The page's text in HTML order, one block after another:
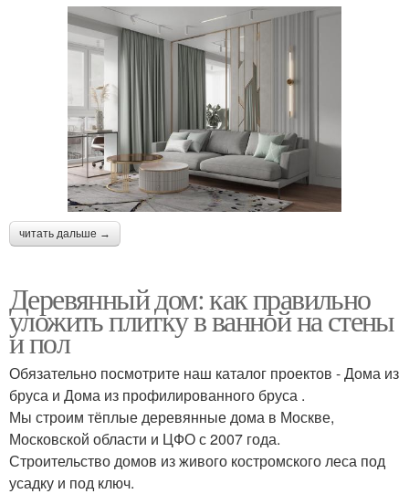
читать дальше →
Деревянный дом: как правильно
уложить плитку в ванной на стены
и пол
Обязательно посмотрите наш каталог проектов - Дома из
бруса и Дома из профилированного бруса .
Мы строим тёплые деревянные дома в Москве,
Московской области и ЦФО с 2007 года.
Строительство домов из живого костромского леса под
усадку и под ключ.